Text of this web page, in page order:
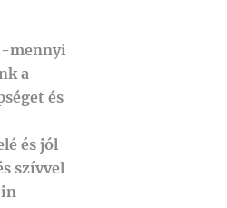
mennyi
a
és
és jól
szívvel